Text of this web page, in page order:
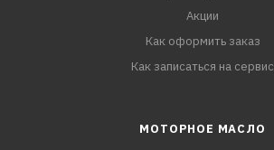
Акции
Как оформить заказ
Как записаться на сервис
МОТОРНОЕ МАСЛО